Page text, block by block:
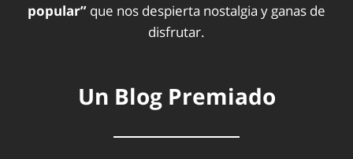
popular” que nos despierta nostalgia y ganas de
disfrutar.
Un Blog Premiado